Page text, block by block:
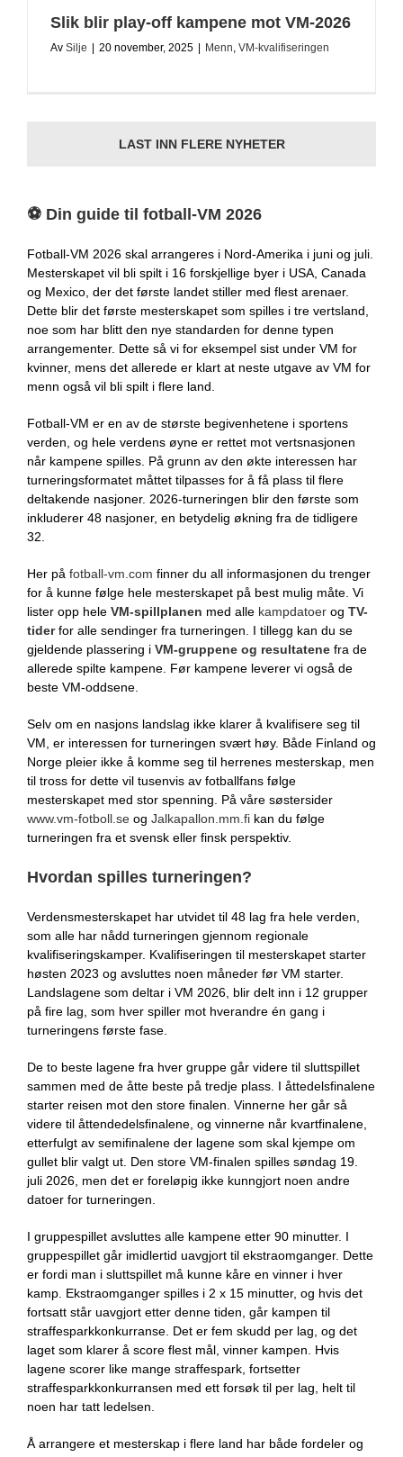
Slik blir play-off kampene mot VM-2026
Av Silje 20 november, 2025 Menn, VM-kvalifiseringen
LAST INN FLERE NYHETER
⚽ Din guide til fotball-VM 2026
Fotball-VM 2026 skal arrangeres i Nord-Amerika i juni og juli.
Mesterskapet vil bli spilt i 16 forskjellige byer i USA, Canada
og Mexico, der det første landet stiller med flest arenaer.
Dette blir det første mesterskapet som spilles i tre vertsland,
noe som har blitt den nye standarden for denne typen
arrangementer. Dette så vi for eksempel sist under VM for
kvinner, mens det allerede er klart at neste utgave av VM for
menn også vil bli spilt i flere land.
Fotball-VM er en av de største begivenhetene i sportens
verden, og hele verdens øyne er rettet mot vertsnasjonen
når kampene spilles. På grunn av den økte interessen har
turneringsformatet måttet tilpasses for å få plass til flere
deltakende nasjoner. 2026-turneringen blir den første som
inkluderer 48 nasjoner, en betydelig økning fra de tidligere
32.
Her på fotball-vm.com finner du all informasjonen du trenger
for å kunne følge hele mesterskapet på best mulig måte. Vi
lister opp hele VM-spillplanen med alle kampdatoer og TV-
tiderfor alle sendinger fra turneringen. I tillegg kan du se
gjeldende plassering i VM-gruppene og resultatene fra de
allerede spilte kampene. Før kampene leverer vi også de
beste VM-oddsene.
Selv om en nasjons landslag ikke klarer å kvalifisere seg til
VM, er interessen for turneringen svært høy. Både Finland og
Norge pleier ikke å komme seg til herrenes mesterskap, men
til tross for dette vil tusenvis av fotballfans følge
mesterskapet med stor spenning. På våre søstersider
www.vm-fotboll.se og Jalkapallon.mm.fi kan du følge
turneringen fra et svensk eller finsk perspektiv.
Hvordan spilles turneringen?
Verdensmesterskapet har utvidet til 48 lag fra hele verden,
som alle har nådd turneringen gjennom regionale
kvalifiseringskamper. Kvalifiseringen til mesterskapet starter
høsten 2023 og avsluttes noen måneder før VM starter.
Landslagene som deltar i VM 2026, blir delt inn i 12 grupper
på fire lag, som hver spiller mot hverandre én gang i
turneringens første fase.
De to beste lagene fra hver gruppe går videre til sluttspillet
sammen med de åtte beste på tredje plass. I åttedelsfinalene
starter reisen mot den store finalen. Vinnerne her går så
videre til åttendedelsfinalene, og vinnerne når kvartfinalene,
etterfulgt av semifinalene der lagene som skal kjempe om
gullet blir valgt ut. Den store VM-finalen spilles søndag 19.
juli 2026, men det er foreløpig ikke kunngjort noen andre
datoer for turneringen.
I gruppespillet avsluttes alle kampene etter 90 minutter. I
gruppespillet går imidlertid uavgjort til ekstraomganger. Dette
er fordi man i sluttspillet må kunne kåre en vinner i hver
kamp. Ekstraomganger spilles i 2 x 15 minutter, og hvis det
fortsatt står uavgjort etter denne tiden, går kampen til
straffesparkkonkurranse. Det er fem skudd per lag, og det
laget som klarer å score flest mål, vinner kampen. Hvis
lagene scorer like mange straffespark, fortsetter
straffesparkkonkurransen med ett forsøk til per lag, helt til
noen har tatt ledelsen.
Å arrangere et mesterskap i flere land har både fordeler og